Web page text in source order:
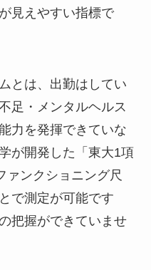
見えやすい指標で
とは、出勤はしてい
足・メンタルヘルス
力を発揮できていな
が開発した「東大1項
ァンクショニング尺
で測定が可能です
把握ができていませ